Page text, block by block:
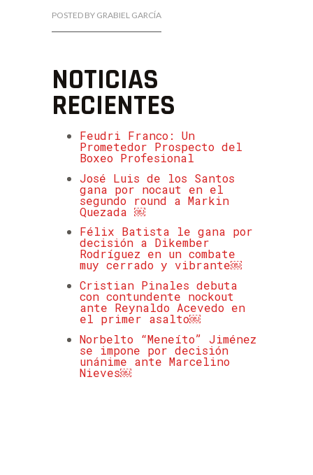
POSTED BY GRABIEL GARCÍA
NOTICIAS
RECIENTES
Feudri Franco: Un
Prometedor Prospecto del
Boxeo Profesional
José Luis de los Santos
gana por nocaut en el
segundo round a Markin
Quezada ￼
Félix Batista le gana por
decisión a Dikember
Rodríguez en un combate
muy cerrado y vibrante￼
Cristian Pinales debuta
con contundente nockout
ante Reynaldo Acevedo en
el primer asalto￼
Norbelto “Meneíto” Jiménez
se impone por decisión
unánime ante Marcelino
Nieves￼